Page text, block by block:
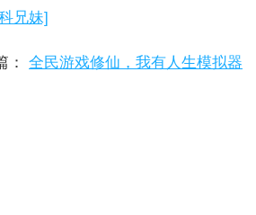
兄妹]
： 全民游戏修仙，我有人生模拟器